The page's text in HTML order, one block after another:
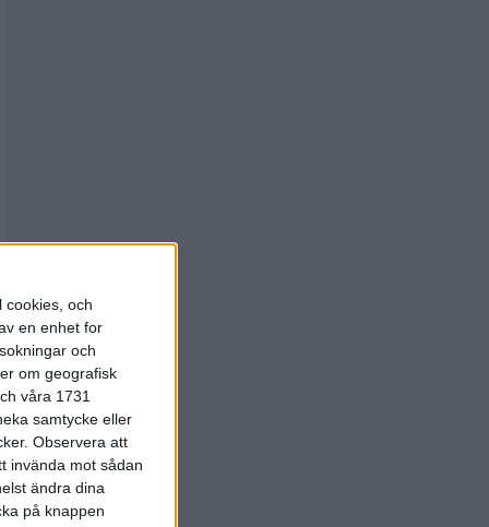
cookies, och
en enhet for
och
om geografisk
våra 1731
samtycke eller
Observera att
invända mot sådan
ändra dina
på knappen